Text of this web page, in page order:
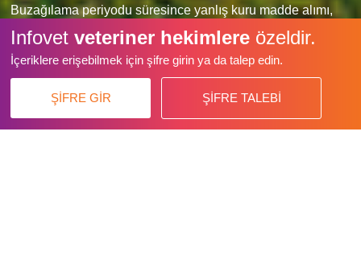
Buzağılama periyodu süresince yanlış kuru madde alımı,
karaciğeri yoran besinlerin kullanımı, buzağılama sonrası
vücut kondisyon kaybı ve daha birçoğu... Sürüde dengeyi
sağlamak, başarılı yavrulama ve beslemeyi sağlamak için
Infovetveteriner hekimlere özeldir.
İçeriklere erişebilmek için şifre girin ya da talep edin.
ŞİFRE GİR ŞİFRE TALEBİ